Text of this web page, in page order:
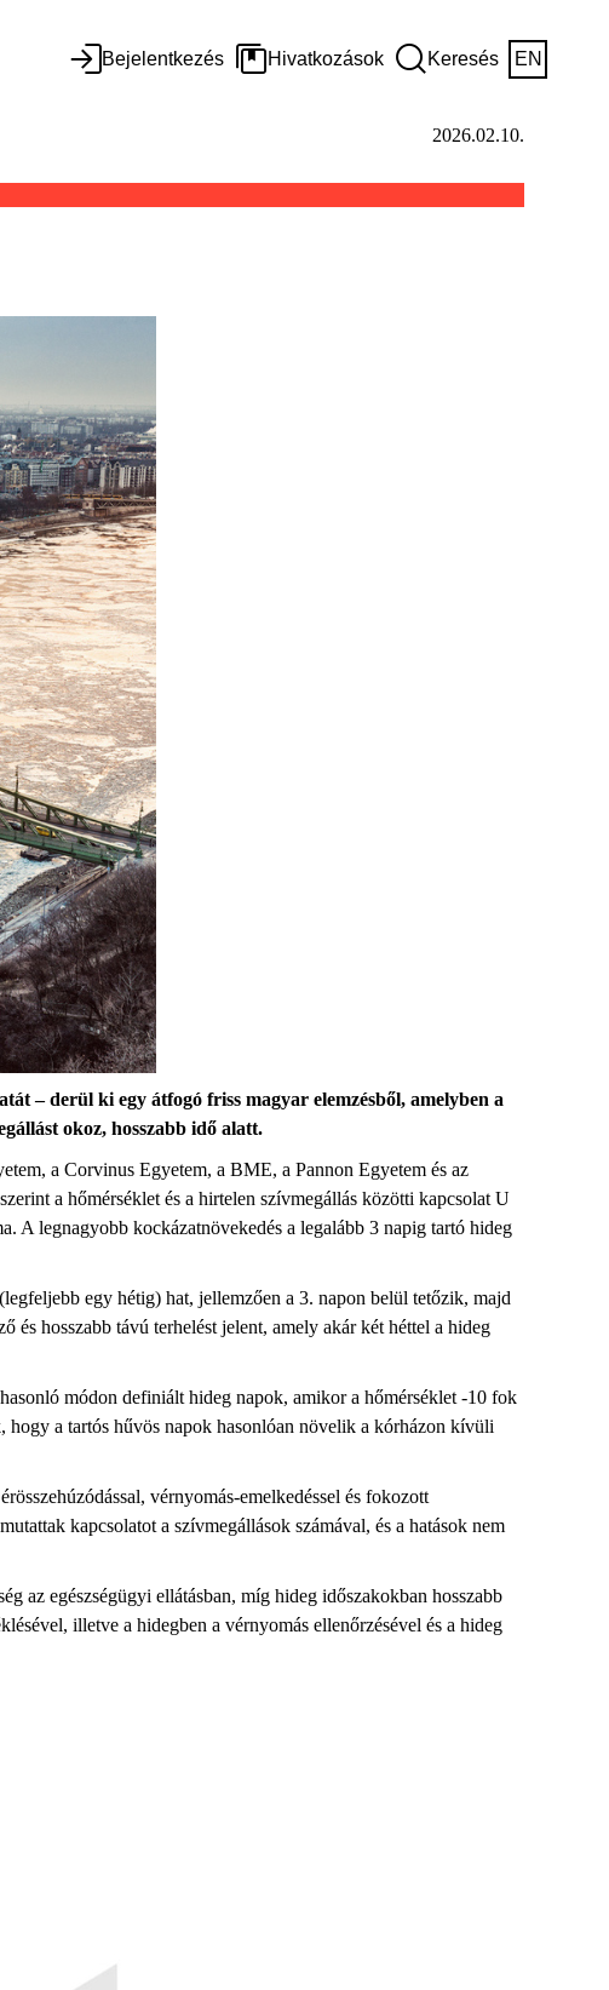
Bejelentkezés Hivatkozások Keresés EN
2026.02.10.
– derül ki egy átfogó friss magyar elemzésből, amelyben a
okoz, hosszabb idő alatt.
a Corvinus Egyetem, a BME, a Pannon Egyetem és az
a hőmérséklet és a hirtelen szívmegállás közötti kapcsolat U
A legnagyobb kockázatnövekedés a legalább 3 napig tartó hideg
egy hétig) hat, jellemzően a 3. napon belül tetőzik, majd
és hosszabb távú terhelést jelent, amely akár két héttel a hideg
módon definiált hideg napok, amikor a hőmérséklet -10 fok
hogy a tartós hűvös napok hasonlóan növelik a kórházon kívüli
vérnyomás-emelkedéssel és fokozott
kapcsolatot a szívmegállások számával, és a hatások nem
az egészségügyi ellátásban, míg hideg időszakokban hosszabb
illetve a hidegben a vérnyomás ellenőrzésével és a hideg